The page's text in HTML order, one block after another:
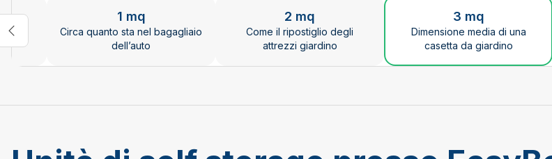
Changing the current slide of this carousel will change the current slide of the preceding main
due
1 mq
Circa quanto sta nel bagagliaio
dell’auto
2 mq
Come il ripostiglio degli
attrezzi giardino
3 mq
Dimensione media di una
casetta da giardino